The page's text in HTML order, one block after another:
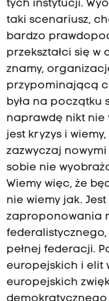
tych instytucji.
taki scenariusz,
bardzo
przekształci się w
znamy,
przypominającą
była na początku
naprawdę nikt nie
jest kryzys i
zazwyczaj
sobie nie
Wiemy więc, że
nie wiemy jak.
zaproponowania
pełnej federacji.
europejskich i elit
europejskich